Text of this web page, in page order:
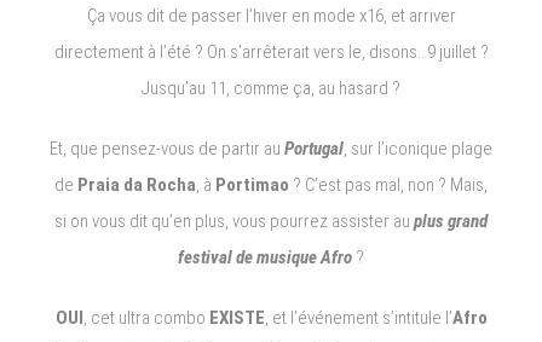
Ça vous dit de passer l’hiver en mode x16, et arriver
directement à l’été ? On s’arrêterait vers le, disons…9 juillet ?
Jusqu’au 11, comme ça, au hasard ?
Et, que pensez-vous de partir au Portugal, sur l’iconique plage
de Praia da Rocha, à Portimao ? C’est pas mal, non ? Mais,
si on vous dit qu’en plus, vous pourrez assister au plus grand
festival de musique Afro ?
OUI, cet ultra combo EXISTE, et l’événement s’intitule l’Afro